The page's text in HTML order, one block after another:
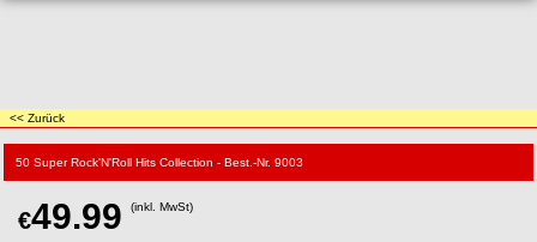
<< Zurück
50 Super Rock'N'Roll Hits Collection - Best.-Nr. 9003
€49.99 (inkl. MwSt)